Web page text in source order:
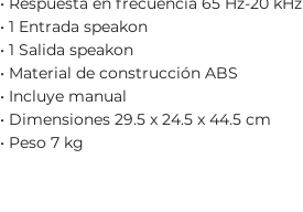
• 1 Entrada speakon
• 1 Salida speakon
• Material de construcción ABS
• Incluye manual
• Dimensiones 29.5 x 24.5 x 44.5 cm
• Peso 7 kg